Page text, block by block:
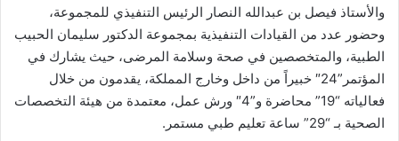
والأستاذ فيصل بن عبدالله النصار الرئيس التنفيذي للمجموعة،
وحضور عدد من القيادات التنفيذية بمجموعة الدكتور سليمان الحبيب
الطبية، والمتخصصين في صحة وسلامة المرضى، حيث يشارك في
المؤتمر”24″ خبيراً من داخل وخارج المملكة، يقدمون من خلال
فعالياته “19” محاضرة و”4″ ورش عمل، معتمدة من هيئة التخصصات
الصحية بـ “29” ساعة تعليم طبي مستمر.